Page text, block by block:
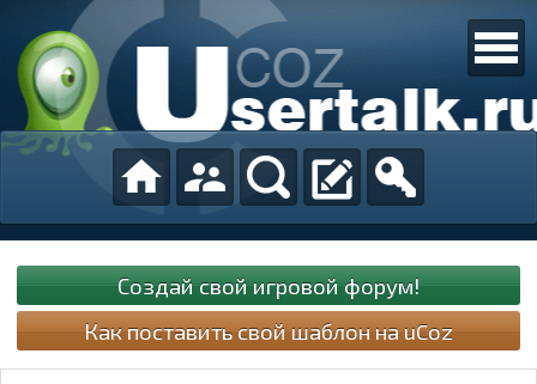
Создай свой игровой форум!
Как поставить свой шаблон на uCoz